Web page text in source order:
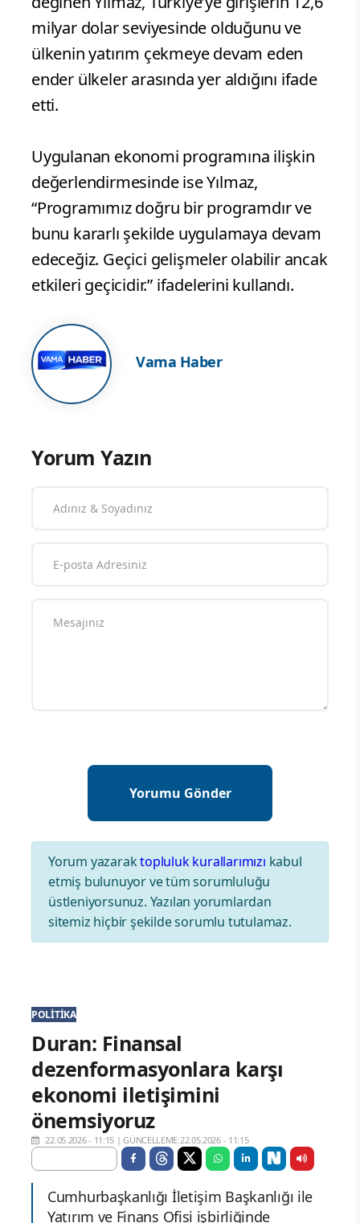
milyar dolar seviyesinde olduğunu ve
ülkenin yatırım çekmeye devam eden
ender ülkeler arasında yer aldığını ifade
etti.
Uygulanan ekonomi programına ilişkin
değerlendirmesinde ise Yılmaz,
“Programımız doğru bir programdır ve
bunu kararlı şekilde uygulamaya devam
edeceğiz. Geçici gelişmeler olabilir ancak
etkileri geçicidir.” ifadelerini kullandı.
Vama Haber
Yorum Yazın
Yorum yazaraktopluluk kurallarımızı kabul
etmiş bulunuyor ve tüm sorumluluğu
üstleniyorsunuz. Yazılan yorumlardan
sitemiz hiçbir şekilde sorumlu tutulamaz.
POLITIKA
Duran: Finansal
dezenformasyonlara karşı
ekonomi iletişimini
önemsiyoruz
22.05.2026 - 11:15 |GÜNCELLEME:22.05.2026 - 11:15
Cumhurbaşkanlığı İletişim Başkanlığı ile
Yatırım ve Finans Ofisi işbirliğinde